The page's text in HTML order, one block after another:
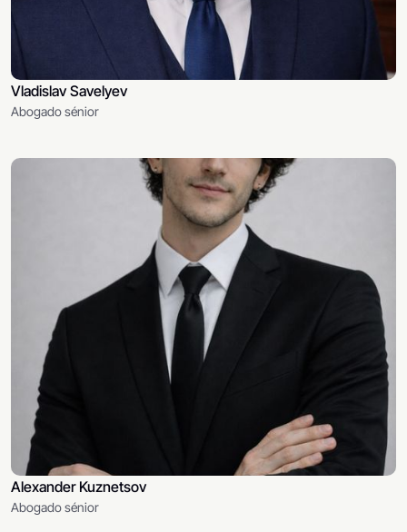
Vladislav Savelyev
Abogado sénior
Alexander Kuznetsov
Abogado sénior